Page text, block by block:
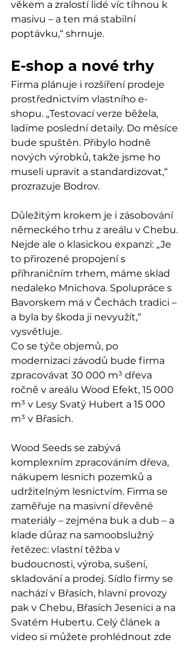
věkem a zralostí lidé víc tíhnou k
masivu – a ten má stabilní
poptávku,“ shrnuje.
E-shop a nové trhy
Firma plánuje i rozšíření prodeje
prostřednictvím vlastního e-
shopu. „Testovací verze běžela,
ladíme poslední detaily. Do měsíce
bude spuštěn. Přibylo hodně
nových výrobků, takže jsme ho
museli upravit a standardizovat,“
prozrazuje Bodrov.
Důležitým krokem je i zásobování
německého trhu z areálu v Chebu.
Nejde ale o klasickou expanzi: „Je
to přirozené propojení s
příhraničním trhem, máme sklad
nedaleko Mnichova. Spolupráce s
Bavorskem má v Čechách tradici –
a byla by škoda ji nevyužít,“
vysvětluje.
Co se týče objemů, po
modernizaci závodů bude firma
zpracovávat 30 000 m³ dřeva
ročně v areálu Wood Efekt, 15 000
m³ v Lesy Svatý Hubert a 15 000
m³ v Břasích.
Wood Seeds se zabývá
komplexním zpracováním dřeva,
nákupem lesních pozemků a
udržitelným lesnictvím. Firma se
zaměřuje na masivní dřevěné
materiály – zejména buk a dub – a
klade důraz na samoobslužný
řetězec: vlastní těžba v
budoucnosti, výroba, sušení,
skladování a prodej. Sídlo firmy se
nachází v Břasích, hlavní provozy
pak v Chebu, Břasích Jesenici a na
Svatém Hubertu. Celý článek a
video si můžete prohlédnout zde